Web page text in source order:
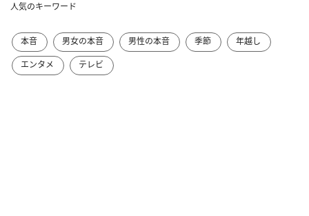
人気のキーワード
本音 男女の本音 男性の本音 季節
年越し
エンタメ
テレビ